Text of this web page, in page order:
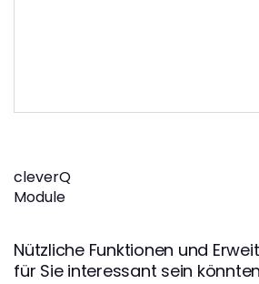
cleverQ
Module
Nützliche Funktionen und
für Sie interessant sein könnten